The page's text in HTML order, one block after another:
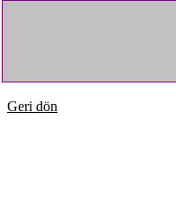
Geri dön